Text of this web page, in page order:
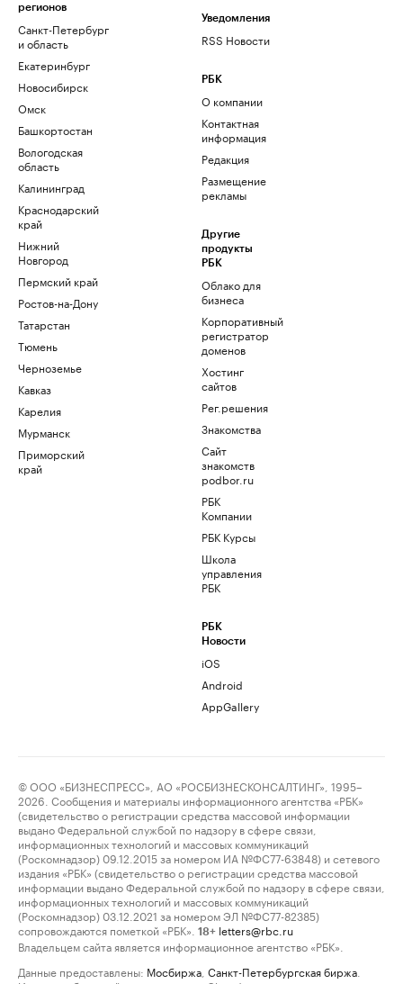
регионов
Санкт-Петербург
и область
Екатеринбург
Новосибирск
Омск
Башкортостан
Вологодская
область
Калининград
Краснодарский
край
Нижний
Новгород
Пермский край
Ростов-на-Дону
Татарстан
Тюмень
Черноземье
Кавказ
Карелия
Мурманск
Приморский
край
Уведомления
RSS Новости
РБК
О компании
Контактная
информация
Редакция
Размещение
рекламы
Другие
продукты
РБК
Облако для
бизнеса
Корпоративный
регистратор
доменов
Хостинг
сайтов
Рег.решения
Знакомства
Сайт
знакомств
podbor.ru
РБК
Компании
РБК Курсы
Школа
управления
РБК
РБК
Новости
iOS
Android
AppGallery
© ООО «БИЗНЕСПРЕСС», АО «РОСБИЗНЕСКОНСАЛТИНГ», 1995–
2026. Сообщения и материалы информационного агентства «РБК»
(свидетельство о регистрации средства массовой информации
выдано Федеральной службой по надзору в сфере связи,
информационных технологий и массовых коммуникаций
(Роскомнадзор) 09.12.2015 за номером ИА №ФС77-63848) и сетевого
издания «РБК» (свидетельство о регистрации средства массовой
информации выдано Федеральной службой по надзору в сфере связи,
информационных технологий и массовых коммуникаций
(Роскомнадзор) 03.12.2021 за номером ЭЛ №ФС77-82385)
сопровождаются пометкой «РБК».
18+ letters@rbc.ru
Владельцем сайта является информационное агентство «РБК».
Данные предоставлены: Мосбиржа Санкт-Петербургская биржа